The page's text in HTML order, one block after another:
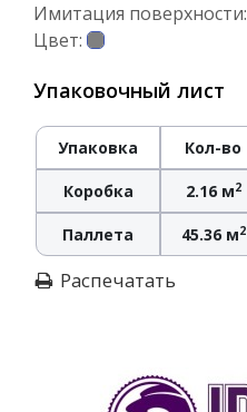
Имитация поверхности:
Цвет:
Упаковочный лист
Упаковка Кол-во
Коробка 2.16 м2
Паллета 45.36 м2
Распечатать